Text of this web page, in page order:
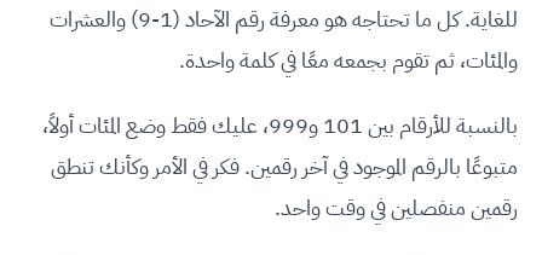
للغاية. كل ما تحتاجه هو معرفة رقم الآحاد (1-9) والعشرات
والمئات، ثم تقوم بجمعه معًا في كلمة واحدة.
بالنسبة للأرقام بين 101 و999، عليك فقط وضع المئات أولاً،
متبوعًا بالرقم الموجود في آخر رقمين. فكر في الأمر وكأنك تنطق
رقمين منفصلين في وقت واحد.